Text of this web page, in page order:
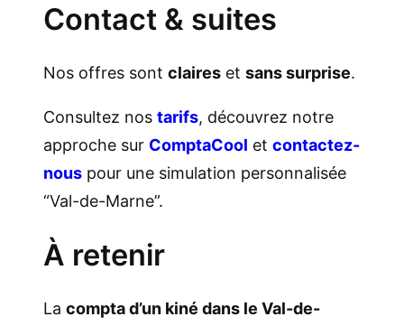
Contact & suites
Nos offres sont claires et sans surprise.
Consultez nos tarifs, découvrez notre
approche sur ComptaCool et contactez-
nous pour une simulation personnalisée
“Val-de-Marne”.
À retenir
La compta d’un kiné dans le Val-de-